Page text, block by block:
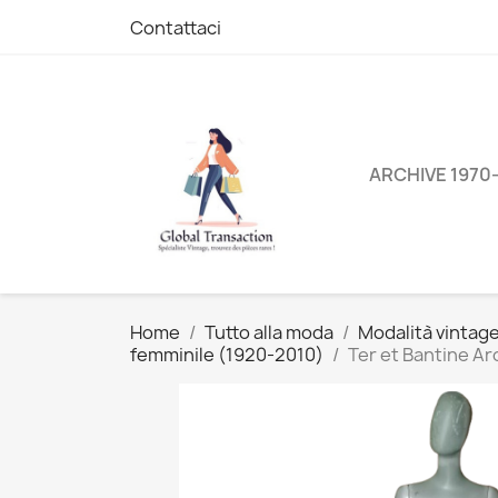
Contattaci
ARCHIVE
Home Tutto alla moda
Modalità
femminile (1920-2010)
Ter et Bantine